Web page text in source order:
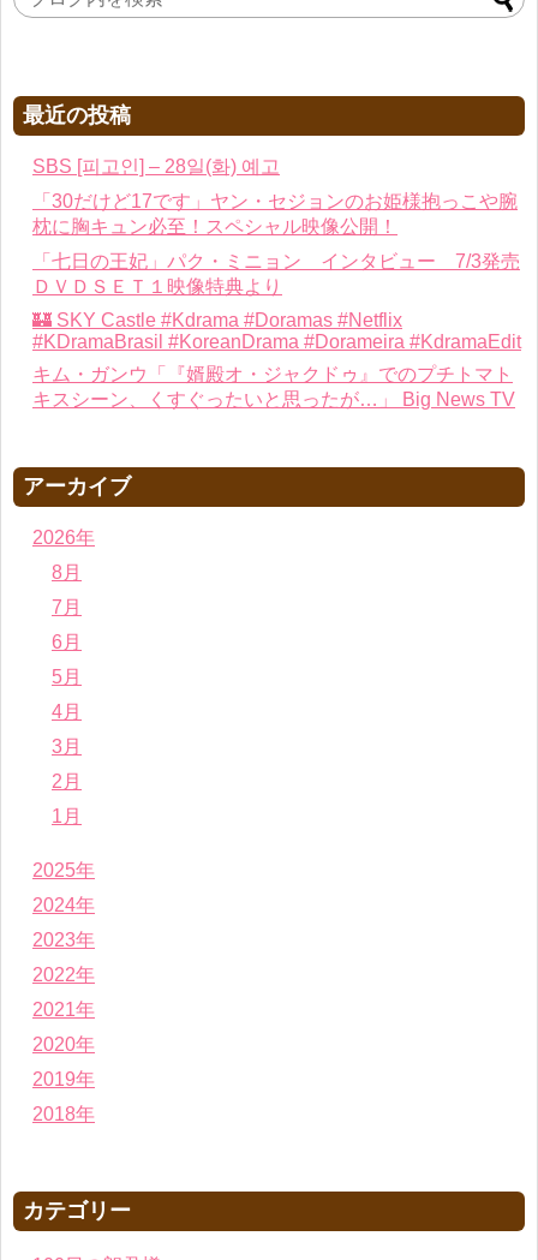
最近の投稿
SBS [피고인] – 28일(화) 예고
「30だけど17です」ヤン・セジョンのお姫様抱っこや腕
枕に胸キュン必至！スペシャル映像公開！
「七日の王妃」パク・ミニョン インタビュー 7/3発売
ＤＶＤＳＥＴ１映像特典より
🏰 SKY Castle #Kdrama #Doramas #Netflix
#KDramaBrasil #KoreanDrama #Dorameira #KdramaEdit
キム・ガンウ「『婿殿オ・ジャクドゥ』でのプチトマト
キスシーン、くすぐったいと思ったが…」 Big News TV
アーカイブ
2026年
8月
7月
6月
5月
4月
3月
2月
1月
2025年
2024年
2023年
2022年
2021年
2020年
2019年
2018年
カテゴリー